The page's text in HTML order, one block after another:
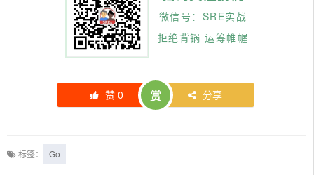
微信号：SRE实战
拒绝背锅 运筹帷幄
赞 0 赏 分享
标签： Go